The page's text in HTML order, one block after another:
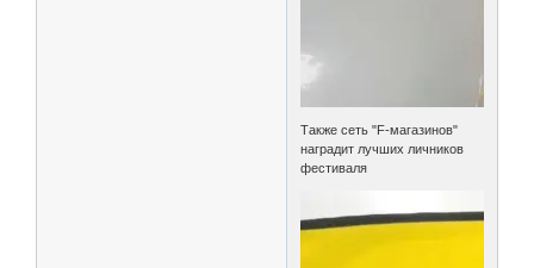
Также сеть "F-магазинов"
наградит лучших личников
фестиваля